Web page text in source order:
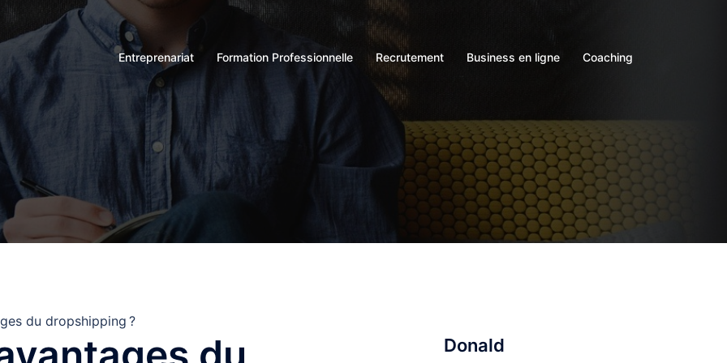
Entreprenariat Formation Professionnelle Recrutement Business en ligne Coaching
du dropshipping ?
Donald